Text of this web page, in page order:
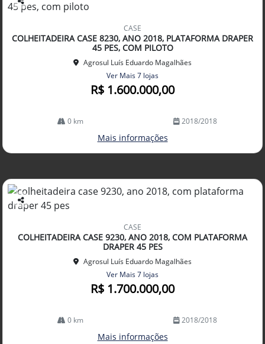
Co
arti
lhe
CASE
COLHEITADEIRA CASE 8230, ANO 2018, PLATAFORMA DRAPER
45 PES, COM PILOTO
Agrosul Luís Eduardo Magalhães
Ver Mais 7 lojas
R$ 1.600.000,00
0 km 2018/2018
Mais informações
Co
arti
lhe
CASE
COLHEITADEIRA CASE 9230, ANO 2018, COM PLATAFORMA
DRAPER 45 PES
Agrosul Luís Eduardo Magalhães
Ver Mais 7 lojas
R$ 1.700.000,00
0 km 2018/2018
Mais informações